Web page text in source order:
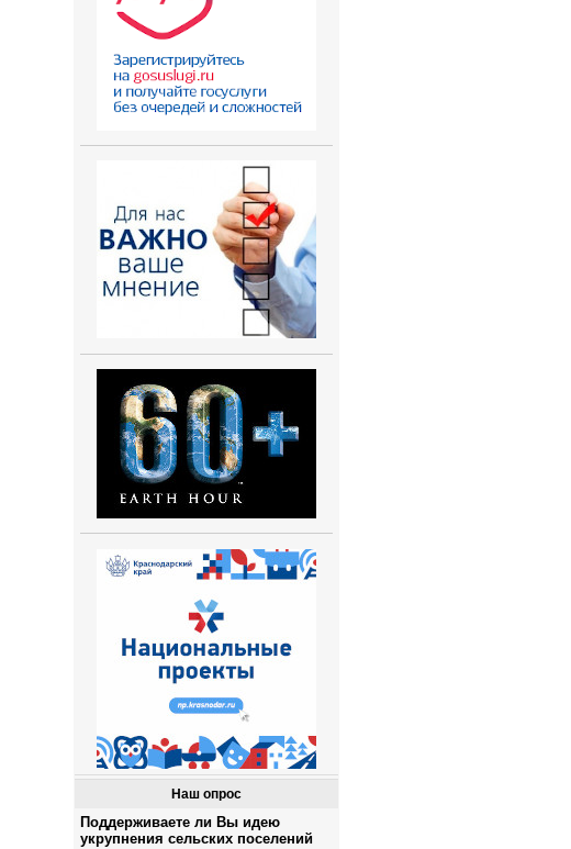
Наш опрос
Поддерживаете ли Вы идею
укрупнения сельских поселений